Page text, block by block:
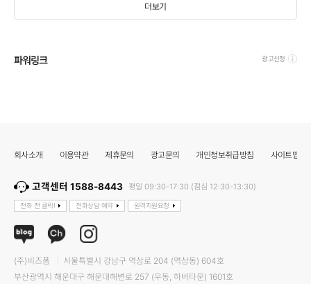
더보기
파워링크 광고신청
회사소개 이용약관 제휴문의 광고문의 개인정보취급방침 사이트맵
고객센터 1588-8443 평일 09:30-17:30 (점심 12:30-13:30)
전화 전 클릭! 전화상담 예약 원격지원요청
(주)비즈폼
서울특별시 강남구 역삼로 204 (역삼동) 604호
부산광역시 해운대구 해운대해변로 257 (우동, 하버타운) 1601호